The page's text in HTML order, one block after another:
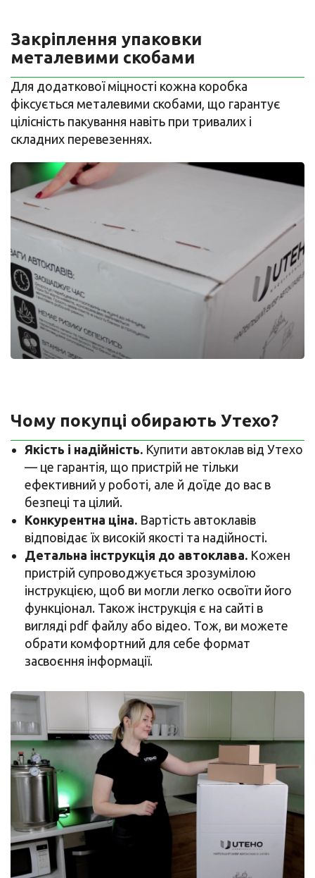
Закріплення упаковки
металевими скобами
Для додаткової міцності кожна коробка
фіксується металевими скобами, що гарантує
цілісність пакування навіть при тривалих і
складних перевезеннях.
Чому покупці обирають Утехо?
Якість і надійність. Купити автоклав від Утехо
— це гарантія, що пристрій не тільки
ефективний у роботі, але й доїде до вас в
безпеці та цілий.
Конкурентна ціна. Вартість автоклавів
відповідає їх високій якості та надійності.
Детальна інструкція до автоклава. Кожен
пристрій супроводжується зрозумілою
інструкцією, щоб ви могли легко освоїти його
функціонал. Також інструкція є на сайті в
вигляді pdf файлу або відео. Тож, ви можете
обрати комфортний для себе формат
засвоєння інформації.